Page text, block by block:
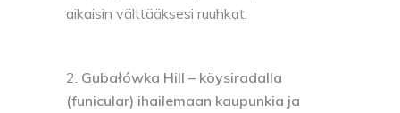
aikaisin välttääksesi ruuhkat.
Gubałówka Hill – köysiradalla
(funicular) ihailemaan kaupunkia ja